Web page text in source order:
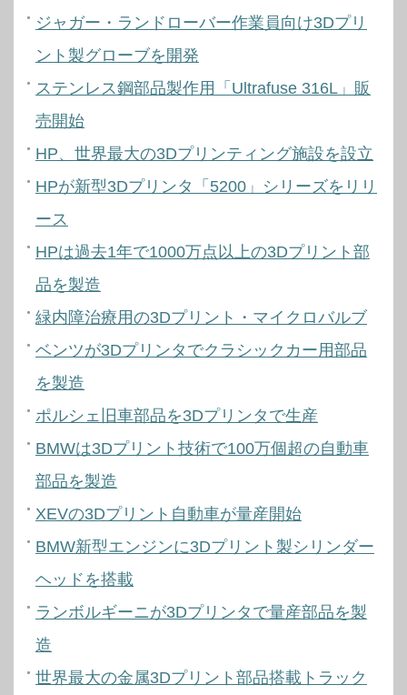
ジャガー・ランドローバー作業員向け3Dプリ
ント製グローブを開発
ステンレス鋼部品製作用「Ultrafuse 316L」販
売開始
HP、世界最大の3Dプリンティング施設を設立
HPが新型3Dプリンタ「5200」シリーズをリリ
ース
HPは過去1年で1000万点以上の3Dプリント部
品を製造
緑内障治療用の3Dプリント・マイクロバルブ
ベンツが3Dプリンタでクラシックカー用部品
を製造
ポルシェ旧車部品を3Dプリンタで生産
BMWは3Dプリント技術で100万個超の自動車
部品を製造
XEVの3Dプリント自動車が量産開始
BMW新型エンジンに3Dプリント製シリンダー
ヘッドを搭載
ランボルギーニが3Dプリンタで量産部品を製
造
世界最大の金属3Dプリント部品搭載トラック